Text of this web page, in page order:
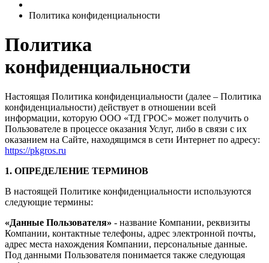
Политика конфиденциальности
Политика
конфиденциальности
Настоящая Политика конфиденциальности (далее – Политика
конфиденциальности) действует в отношении всей
информации, которую ООО «ТД ГРОС» может получить о
Пользователе в процессе оказания Услуг, либо в связи с их
оказанием на Сайте, находящимся в сети Интернет по адресу:
https://pkgros.ru
1. ОПРЕДЕЛЕНИЕ ТЕРМИНОВ
В настоящей Политике конфиденциальности используются
следующие термины:
«Данные Пользователя» - название Компании, реквизиты
Компании, контактные телефоны, адрес электронной почты,
адрес места нахождения Компании, персональные данные.
Под данными Пользователя понимается также следующая